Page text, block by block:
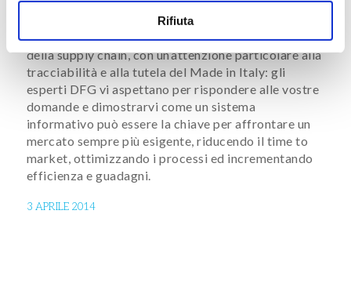
Rifiuta
tecnologiche delle aziende della moda, dalla
sostenibilità alla gestione del ciclo del prodotto e
della supply chain, con un’attenzione particolare alla
tracciabilità e alla tutela del Made in Italy: gli
esperti DFG vi aspettano per rispondere alle vostre
domande e dimostrarvi come un sistema
informativo può essere la chiave per affrontare un
mercato sempre più esigente, riducendo il time to
market, ottimizzando i processi ed incrementando
efficienza e guadagni.
3 APRILE 2014